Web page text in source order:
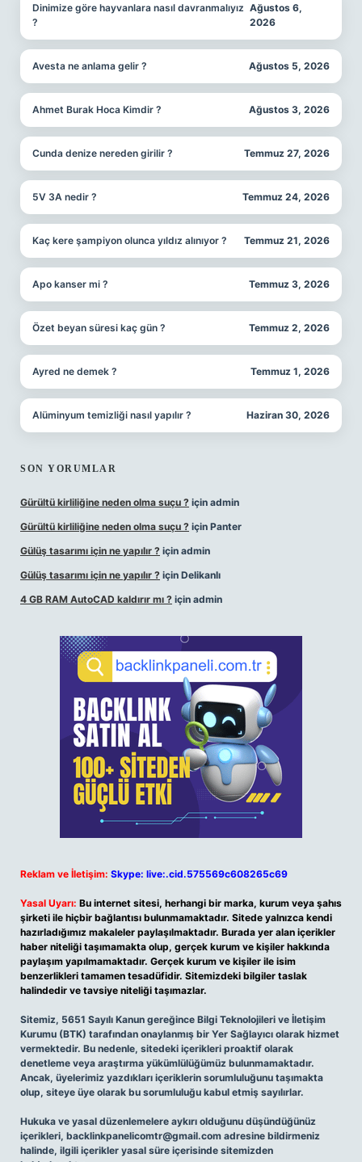
Dinimize göre hayvanlara nasıl davranmalıyız
?
Ağustos 6,
2026
Avesta ne anlama gelir ? Ağustos 5, 2026
Ahmet Burak Hoca Kimdir ? Ağustos 3, 2026
Cunda denize nereden girilir ? Temmuz 27, 2026
5V 3A nedir ? Temmuz 24, 2026
Kaç kere şampiyon olunca yıldız alınıyor ? Temmuz 21, 2026
Apo kanser mi ? Temmuz 3, 2026
Özet beyan süresi kaç gün ? Temmuz 2, 2026
Ayred ne demek ? Temmuz 1, 2026
Alüminyum temizliği nasıl yapılır ? Haziran 30, 2026
SON YORUMLAR
Gürültü kirliliğine neden olma suçu ? için admin
Gürültü kirliliğine neden olma suçu ? için Panter
Gülüş tasarımı için ne yapılır ? için admin
Gülüş tasarımı için ne yapılır ? için Delikanlı
4 GB RAM AutoCAD kaldırır mı ? için admin
Reklam ve İletişim: Skype: live:.cid.575569c608265c69
Yasal Uyarı: Bu internet sitesi, herhangi bir marka, kurum veya şahıs
şirketi ile hiçbir bağlantısı bulunmamaktadır. Sitede yalnızca kendi
hazırladığımız makaleler paylaşılmaktadır. Burada yer alan içerikler
haber niteliği taşımamakta olup, gerçek kurum ve kişiler hakkında
paylaşım yapılmamaktadır. Gerçek kurum ve kişiler ile isim
benzerlikleri tamamen tesadüfidir. Sitemizdeki bilgiler taslak
halindedir ve tavsiye niteliği taşımazlar.
Sitemiz, 5651 Sayılı Kanun gereğince Bilgi Teknolojileri ve İletişim
Kurumu (BTK) tarafından onaylanmış bir Yer Sağlayıcı olarak hizmet
vermektedir. Bu nedenle, sitedeki içerikleri proaktif olarak
denetleme veya araştırma yükümlülüğümüz bulunmamaktadır.
Ancak, üyelerimiz yazdıkları içeriklerin sorumluluğunu taşımakta
olup, siteye üye olarak bu sorumluluğu kabul etmiş sayılırlar.
Hukuka ve yasal düzenlemelere aykırı olduğunu düşündüğünüz
içerikleri, backlinkpanelicomtr@gmail.com adresine bildirmeniz
halinde, ilgili içerikler yasal süre içerisinde sitemizden